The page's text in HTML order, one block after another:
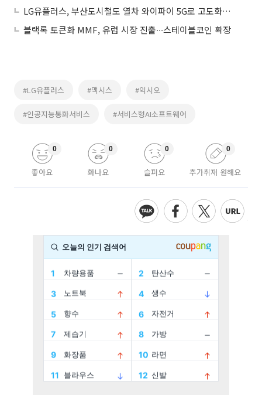
LG유플러스, 부산도시철도 열차 와이파이 5G로 고도화…향후 전국 확대
블랙록 토큰화 MMF, 유럽 시장 진출∙∙∙스테이블코인 확장
#LG유플러스 #맥시스 #익시오
#인공지능통화서비스 #서비스형AI소프트웨어
좋아요
0
화나요
0
슬퍼요
0
추가취재 원해요
0